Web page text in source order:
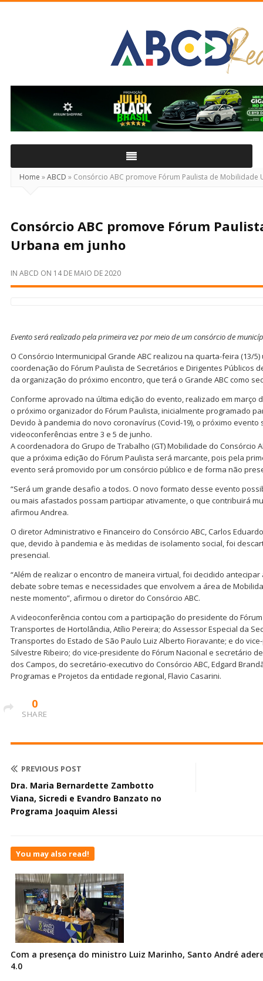
Real
Home »ABCD » Consórcio ABC promove Fórum Paulista de Mobilidade
Consórcio ABC promove Fórum
Urbana em junho
IN ABCD ON 14 DE MAIO DE 2020
Evento será realizado pela primeira vez por meio de um consórcio de
O Consórcio Intermunicipal Grande ABC realizou na quarta-feira (13/
coordenação do Fórum Paulista de Secretários e Dirigentes Públicos
da organização do próximo encontro, que terá o Grande ABC como
Conforme aprovado na última edição do evento, realizado em março
o próximo organizador do Fórum Paulista, inicialmente programado
Devido à pandemia do novo coronavírus (Covid-19), o próximo
videoconferências entre 3 e 5 de junho.
A coordenadora do Grupo de Trabalho (GT) Mobilidade do Consórcio
que a próxima edição do Fórum Paulista será marcante, pois pela
evento será promovido por um consórcio público e de forma não
“Será um grande desafio a todos. O novo formato desse evento
ou mais afastados possam participar ativamente, o que contribuirá
afirmou Andrea.
O diretor Administrativo e Financeiro do Consórcio ABC, Carlos
que, devido à pandemia e às medidas de isolamento social, foi
presencial.
“Além de realizar o encontro de maneira virtual, foi decidido
debate sobre temas e necessidades que envolvem a área de
neste momento”, afirmou o diretor do Consórcio ABC.
A videoconferência contou com a participação do presidente do
Transportes de Hortolândia, Atílio Pereira; do Assessor Especial da
Transportes do Estado de São Paulo Luiz Alberto Fioravante; e do
Silvestre Ribeiro; do vice-presidente do Fórum Nacional e secretário
dos Campos, do secretário-executivo do Consórcio ABC, Edgard
Programas e Projetos da entidade regional, Flavio Casarini.
0
SHARE
PREVIOUS POST
Dra. Maria Bernardette Zambotto
Viana, Sicredi e Evandro Banzato no
Programa Joaquim Alessi
You may also read!
Com a presença do ministro Luiz Marinho, Santo André
4.0